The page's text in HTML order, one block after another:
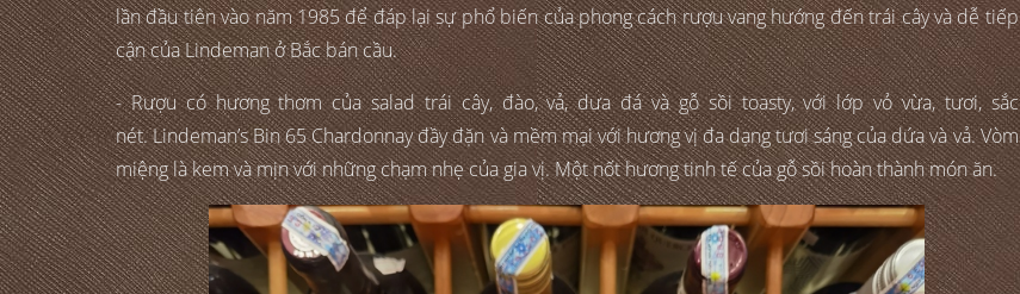
lần đầu tiên vào năm 1985 để đáp lại sự phổ biến của phong cách rượu vang hướng đến trái cây và dễ tiếp
cận của Lindeman ở Bắc bán cầu.
- Rượu có hương thơm của salad trái cây, đào, vả, dưa đá và gỗ sồi toasty, với lớp vỏ vừa, tươi, sắc
nét. Lindeman’s Bin 65 Chardonnay đầy đặn và mềm mại với hương vị đa dạng tươi sáng của dứa và vả. Vòm
miệng là kem và mịn với những chạm nhẹ của gia vị. Một nốt hương tinh tế của gỗ sồi hoàn thành món ăn.